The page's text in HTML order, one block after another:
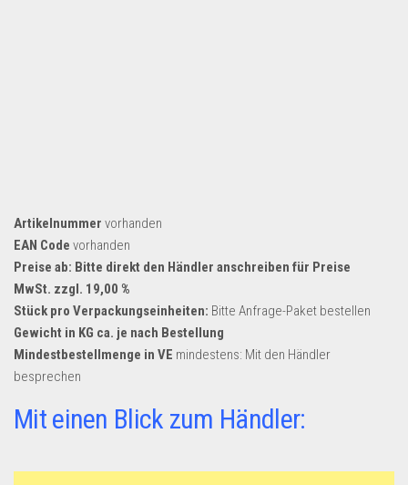
Artikelnummer vorhanden
EAN Code vorhanden
Preise ab: Bitte direkt den Händler anschreiben für Preise
MwSt. zzgl. 19,00 %
Stück pro Verpackungseinheiten: Bitte Anfrage-Paket bestellen
Gewicht in KG ca. je nach Bestellung
Mindestbestellmenge in VE mindestens: Mit den Händler
besprechen
Mit einen Blick zum Händler: